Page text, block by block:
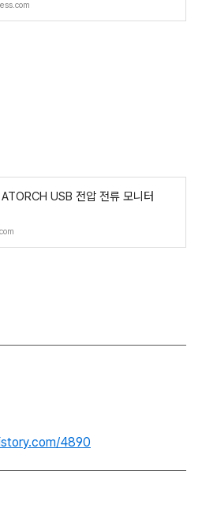
Monitor Cut off Power Ind
USB 전압 전류 모니터
4890